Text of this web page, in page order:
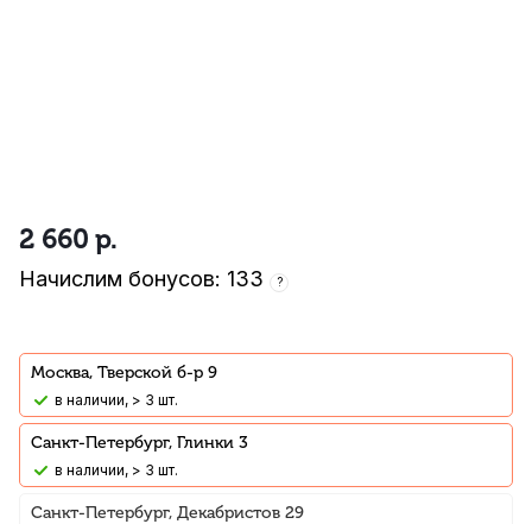
2 660 р.
Начислим бонусов: 133 ?
Москва, Тверской б-р 9
В наличии, > 3 шт.
Санкт-Петербург, Глинки 3
В наличии, > 3 шт.
Санкт-Петербург, Декабристов 29